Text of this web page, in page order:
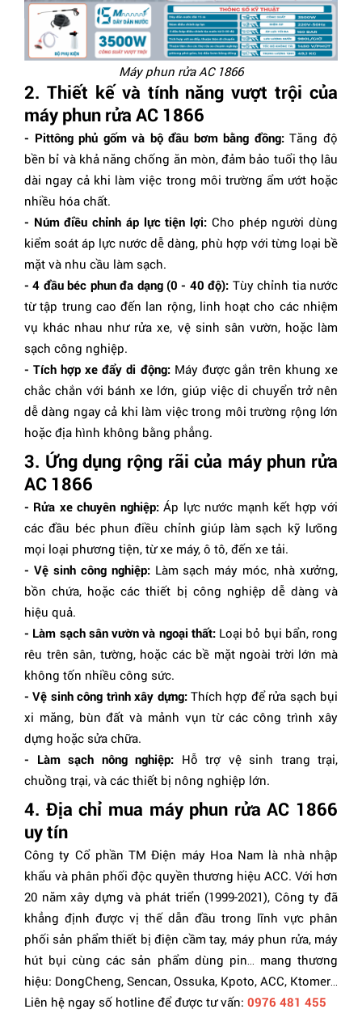
Máy phun rửa AC 1866
2. Thiết kế và tính năng vượt trội của
máy phun rửa AC 1866
- Pittông phủ gốm và bộ đầu bơm bằng đồng:Tăng độ
bền bỉ và khả năng chống ăn mòn, đảm bảo tuổi thọ lâu
dài ngay cả khi làm việc trong môi trường ẩm ướt hoặc
nhiều hóa chất.
- Núm điều chỉnh áp lực tiện lợi: Cho phép người dùng
kiểm soát áp lực nước dễ dàng, phù hợp với từng loại bề
mặt và nhu cầu làm sạch.
- 4 đầu béc phun đa dạng (0 - 40 độ): Tùy chỉnh tia nước
từ tập trung cao đến lan rộng, linh hoạt cho các nhiệm
vụ khác nhau như rửa xe, vệ sinh sân vườn, hoặc làm
sạch công nghiệp.
- Tích hợp xe đẩy di động: Máy được gắn trên khung xe
chắc chắn với bánh xe lớn, giúp việc di chuyển trở nên
dễ dàng ngay cả khi làm việc trong môi trường rộng lớn
hoặc địa hình không bằng phẳng.
3. Ứng dụng rộng rãi của máy phun rửa
AC 1866
- Rửa xe chuyên nghiệp:Áp lực nước mạnh kết hợp với
các đầu béc phun điều chỉnh giúp làm sạch kỹ lưỡng
mọi loại phương tiện, từ xe máy, ô tô, đến xe tải.
- Vệ sinh công nghiệp: Làm sạch máy móc, nhà xưởng,
bồn chứa, hoặc các thiết bị công nghiệp dễ dàng và
hiệu quả.
- Làm sạch sân vườn và ngoại thất: Loại bỏ bụi bẩn, rong
rêu trên sân, tường, hoặc các bề mặt ngoài trời lớn mà
không tốn nhiều công sức.
- Vệ sinh công trình xây dựng:Thích hợp để rửa sạch bụi
xi măng, bùn đất và mảnh vụn từ các công trình xây
dựng hoặc sửa chữa.
- Làm sạch nông nghiệp: Hỗ trợ vệ sinh trang trại,
chuồng trại, và các thiết bị nông nghiệp lớn.
4. Địa chỉ mua máy phun rửa AC 1866
uy tín
Công ty Cổ phần TM Điện máy Hoa Nam là nhà nhập
khẩu và phân phối độc quyền thương hiệu ACC. Với hơn
20 năm xây dựng và phát triển (1999-2021), Công ty đã
khẳng định được vị thế dẫn đầu trong lĩnh vực phân
phối sản phẩm thiết bị điện cầm tay, máy phun rửa, máy
hút bụi cùng các sản phẩm dùng pin… mang thương
hiệu: DongCheng, Sencan, Ossuka, Kpoto, ACC, Ktomer…
Liên hệ ngay số hotline để được tư vấn: 0976 481 455